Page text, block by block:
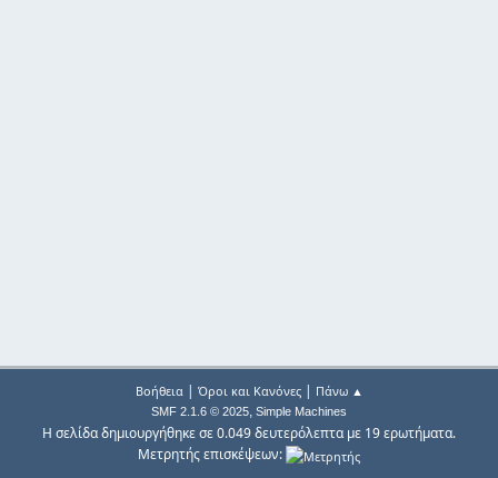
Βοήθεια| Όροι και Κανόνες| Πάνω ▲
SMF 2.1.6 © 2025, Simple Machines
Η σελίδα δημιουργήθηκε σε 0.049 δευτερόλεπτα με 19 ερωτήματα.
Μετρητής επισκέψεων: